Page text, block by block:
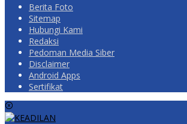
Berita Foto
Sitemap
Hubungi Kami
Redaksi
Pedoman Media Siber
Disclaimer
Android Apps
Sertifikat